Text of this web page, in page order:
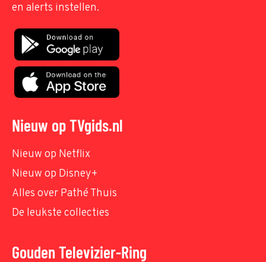
en alerts instellen.
Nieuw op TVgids.nl
Nieuw op Netflix
Nieuw op Disney+
Alles over Pathé Thuis
De leukste collecties
Gouden Televizier-Ring